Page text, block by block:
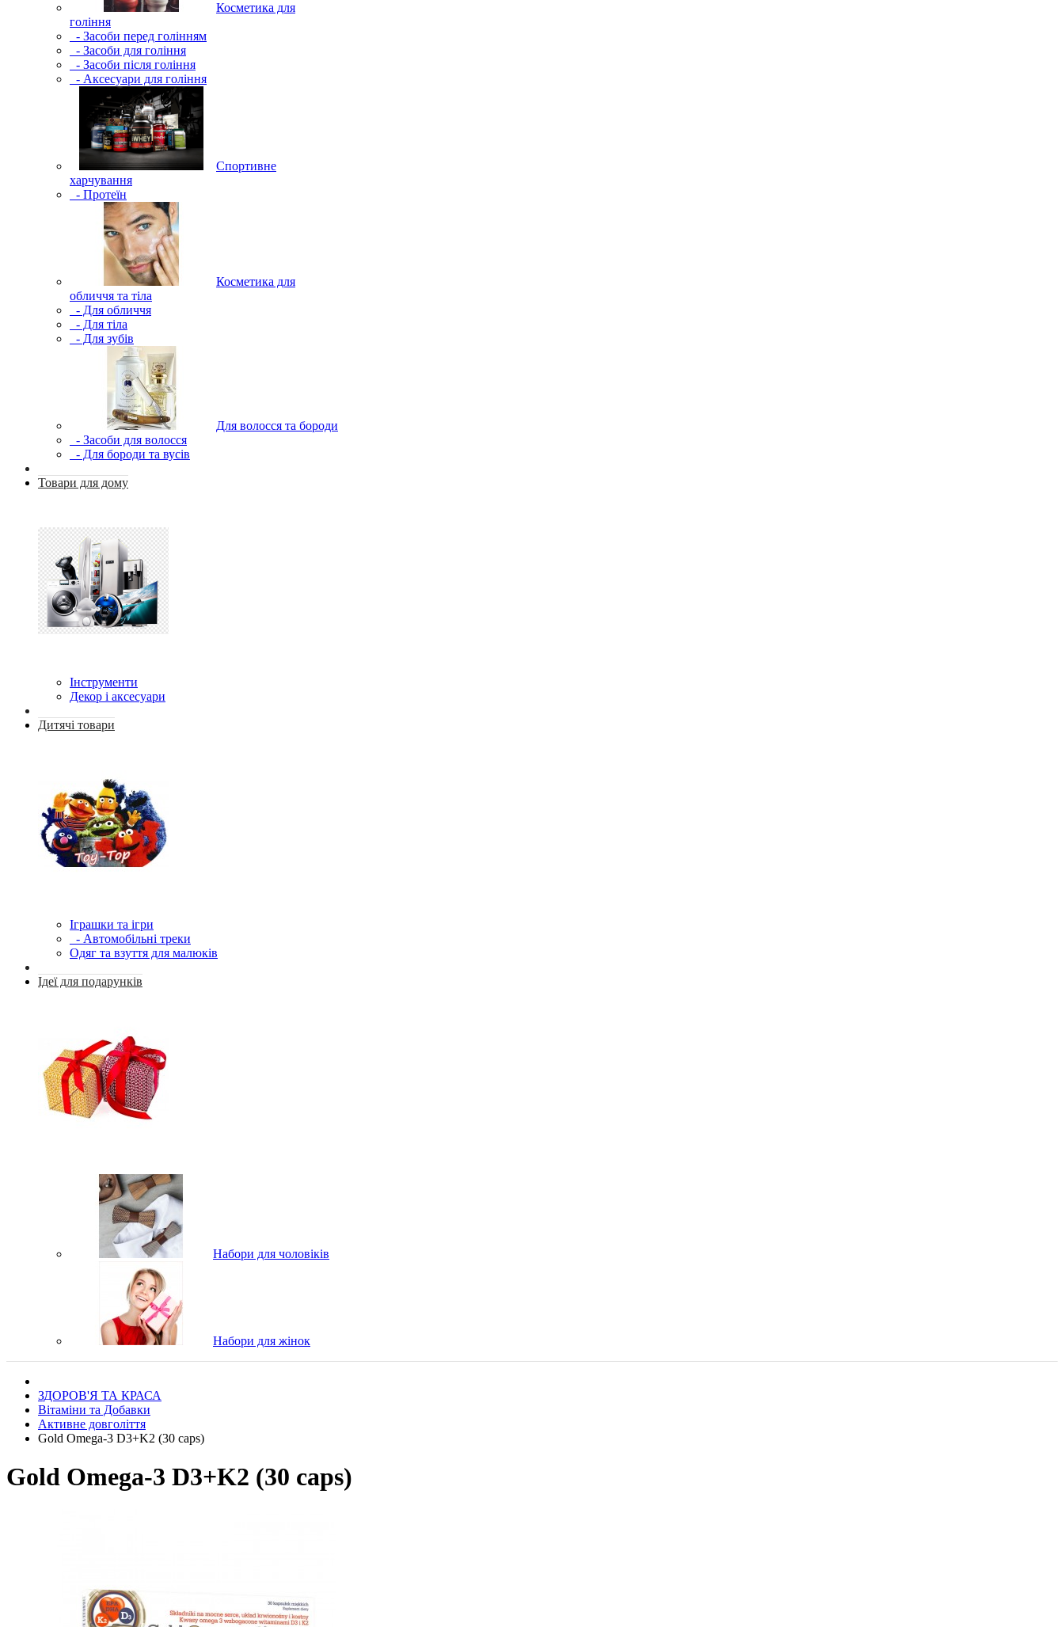
Косметика для
гоління
- Засоби перед голінням
- Засоби для гоління
- Засоби після гоління
- Аксесуари для гоління
Спортивне
харчування
- Протеїн
Косметика для
обличчя та тіла
- Для обличчя
- Для тіла
- Для зубів
Для волосся та бороди
- Засоби для волосся
- Для бороди та вусів
Товари для дому
Інструменти
Декор і аксесуари
Дитячі товари
Іграшки та ігри
- Автомобільні треки
Одяг та взуття для малюків
Ідеї для подарунків
Набори для чоловіків
Набори для жінок
ЗДОРОВ'Я ТА КРАСА
Вітаміни та Добавки
Активне довголіття
Gold Omega-3 D3+K2 (30 caps)
Gold Omega-3 D3+K2 (30 caps)